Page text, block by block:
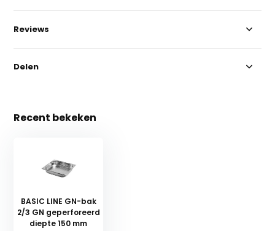
Reviews
Delen
Recent bekeken
BASIC LINE GN-bak
2/3 GN geperforeerd
diepte 150 mm